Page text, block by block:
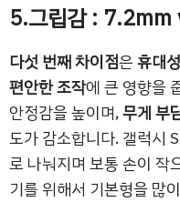
5.그립감 :
다섯 번째 차이점은휴대성
편안한 조작에 큰 영향을
안정감을 높이며,무게 부
도가 감소합니다. 갤럭시
로 나눠지며 보통 손이 작
기를 위해서 기본형을 많